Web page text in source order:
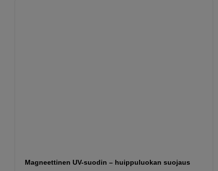
Magneettinen UV-suodin – huippuluokan suojaus